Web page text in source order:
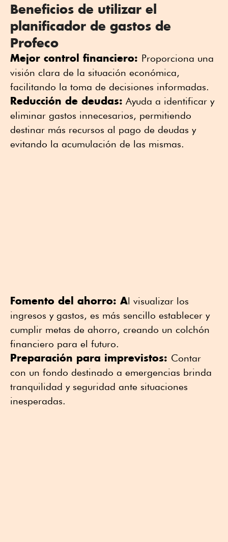
Beneficios de utilizar el
planificador de gastos de
Profeco
Mejor control financiero: Proporciona una
visión clara de la situación económica,
facilitando la toma de decisiones informadas.
Reducción de deudas: Ayuda a identificar y
eliminar gastos innecesarios, permitiendo
destinar más recursos al pago de deudas y
evitando la acumulación de las mismas.
Fomento del ahorro: Al visualizar los
ingresos y gastos, es más sencillo establecer y
cumplir metas de ahorro, creando un colchón
financiero para el futuro.
Preparación para imprevistos: Contar
con un fondo destinado a emergencias brinda
tranquilidad y seguridad ante situaciones
inesperadas.